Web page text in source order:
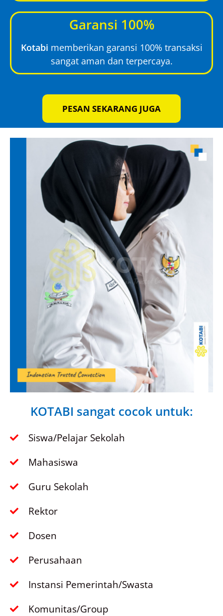
Garansi 100%
Kotabi memberikan garansi 100% transaksi
sangat aman dan terpercaya.
PESAN SEKARANG JUGA
KOTABI sangat cocok untuk:
Siswa/Pelajar Sekolah
Mahasiswa
Guru Sekolah
Rektor
Dosen
Perusahaan
Instansi Pemerintah/Swasta
Komunitas/Group